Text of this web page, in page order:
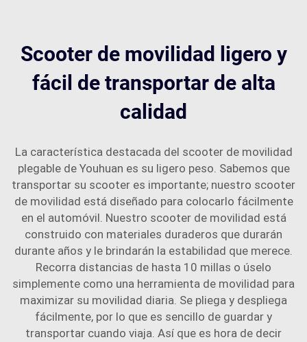
Scooter de movilidad ligero y
fácil de transportar de alta
calidad
La característica destacada del scooter de movilidad
plegable de Youhuan es su ligero peso. Sabemos que
transportar su scooter es importante; nuestro scooter
de movilidad está diseñado para colocarlo fácilmente
en el automóvil. Nuestro scooter de movilidad está
construido con materiales duraderos que durarán
durante años y le brindarán la estabilidad que merece.
Recorra distancias de hasta 10 millas o úselo
simplemente como una herramienta de movilidad para
maximizar su movilidad diaria. Se pliega y despliega
fácilmente, por lo que es sencillo de guardar y
transportar cuando viaja. Así que es hora de decir